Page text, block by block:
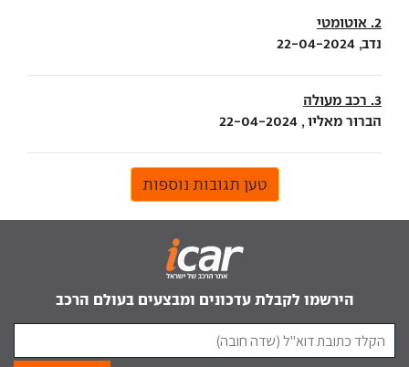
2. אוטומטי
נדב, 22-04-2024
3. רכב מעוּלה
הברוּר מאליו , 22-04-2024
טען תגובות נוספות
הירשמו לקבלת עדכונים ומבצעים בעולם הרכב